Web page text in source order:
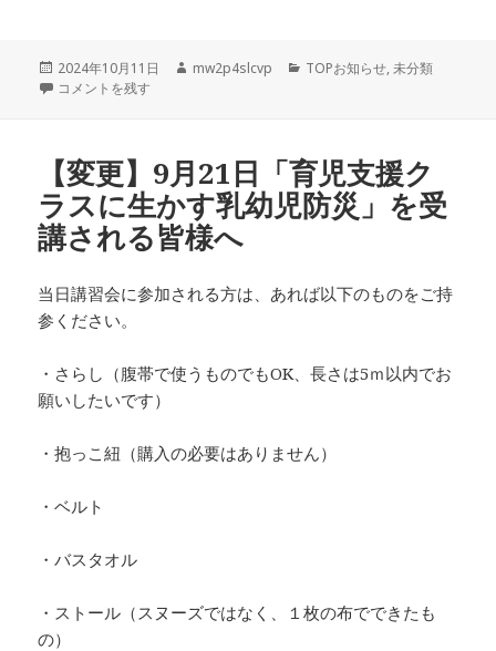
投
稿
2024年10月11日
作
mw2p4slcvp
カ
TOPお知らせ,未分類
保健指導部会会員のみなさまへお知らせ に
コメントを残す
【変更】9月21日「育児支援ク
ラスに生かす乳幼児防災」を受
講される皆様へ
当日講習会に参加される方は、あれば以下のものをご持
参ください。
・さらし（腹帯で使うものでもOK、長さは5ｍ以内でお
願いしたいです）
・抱っこ紐（購入の必要はありません）
・ベルト
・バスタオル
・ストール（スヌーズではなく、１枚の布でできたも
の）